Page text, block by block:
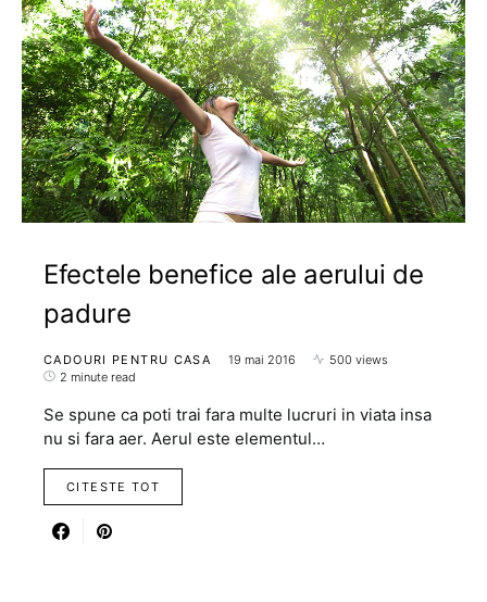
Efectele benefice ale aerului de
padure
CADOURI PENTRU CASA 19 mai 2016
500 views
2 minute read
Se spune ca poti trai fara multe lucruri in viata insa
nu si fara aer. Aerul este elementul…
CITESTE TOT